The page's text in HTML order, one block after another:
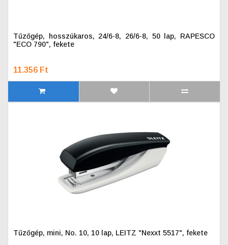
Tűzőgép, hosszúkaros, 24/6-8, 26/6-8, 50 lap, RAPESCO
"ECO 790", fekete
11.356 Ft
Tűzőgép, mini, No. 10, 10 lap, LEITZ "Nexxt 5517", fekete